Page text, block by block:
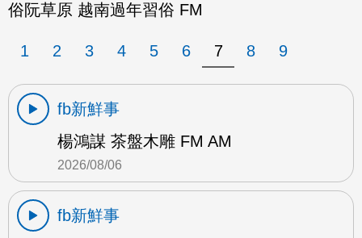
俗阮草原 越南過年習俗 FM
1 2 3 4 5 6 7 8 9
fb新鮮事
楊鴻謀 茶盤木雕 FM AM
2026/08/06
fb新鮮事